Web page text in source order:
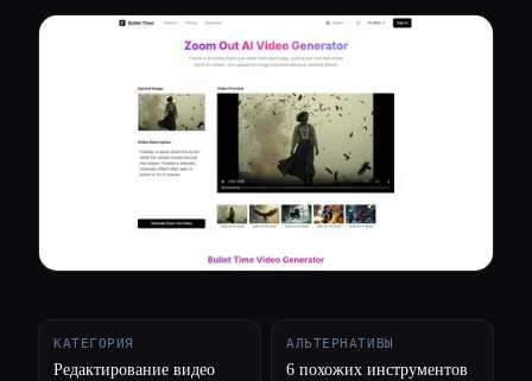
КАТЕГОРИЯ
Редактирование видео
АЛЬТЕРНАТИВЫ
6 похожих инструментов